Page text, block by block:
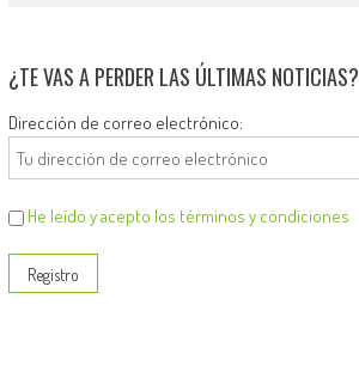
¿TE VAS A PERDER LAS ÚLTIMAS NOTICIAS?
Dirección de correo electrónico:
He leído y acepto los términos y condiciones